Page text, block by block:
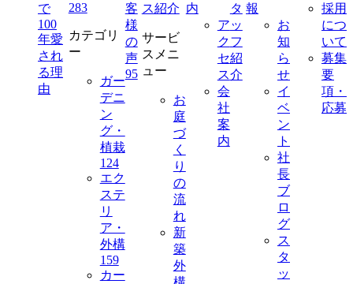
で
100
年愛
され
る理
由
283
カテゴリ
ー
ガー
デニ
ン
グ・
植栽
124
エク
ステ
リ
ア・
外構
159
カー
客
様
の
声
95
ス紹介
サービ
スメニ
ュー
お
庭
づ
く
り
の
流
れ
新
築
外
内
ア
ク
セ
ス
会
社
案
内
タ
ッ
フ
紹
介
報
お
知
ら
せ
イ
ベ
ン
ト
社
長
ブ
ロ
グ
ス
タ
ッ
採用
につ
いて
募集
要
項・
応募